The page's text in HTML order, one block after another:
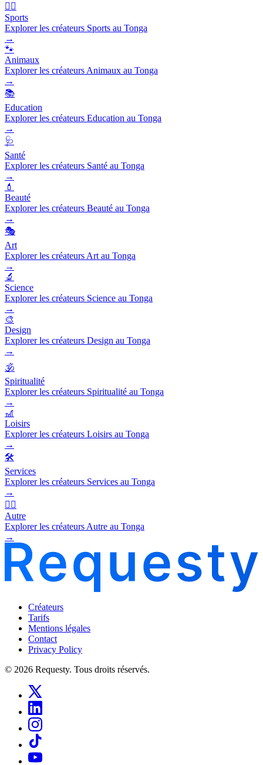
🏃‍♂️
Sports
Explorer les créateurs Sports au Tonga
→
🐾
Animaux
Explorer les créateurs Animaux au Tonga
→
📚
Education
Explorer les créateurs Education au Tonga
→
🩺
Santé
Explorer les créateurs Santé au Tonga
→
💄
Beauté
Explorer les créateurs Beauté au Tonga
→
🎭
Art
Explorer les créateurs Art au Tonga
→
🔬
Science
Explorer les créateurs Science au Tonga
→
🎨
Design
Explorer les créateurs Design au Tonga
→
🕉️
Spiritualité
Explorer les créateurs Spiritualité au Tonga
→
🎢
Loisirs
Explorer les créateurs Loisirs au Tonga
→
🛠️
Services
Explorer les créateurs Services au Tonga
→
🧜‍♂️
Autre
Explorer les créateurs Autre au Tonga
→
Créateurs
Tarifs
Mentions légales
Contact
Privacy Policy
© 2026 Requesty. Tous droits réservés.